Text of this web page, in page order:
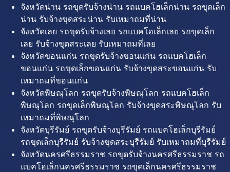
จังหวัดน่าน รถขุดรับจ้างน่าน รถแบคโฮเล็กน่าน รถขุดเล็ก
น่าน รับจ้างขุดสระน่าน รับเหมาถมที่น่าน
จังหวัดเลย รถขุดรับจ้างเลย รถแบคโฮเล็กเลย รถขุดเล็ก
เลย รับจ้างขุดสระเลย รับเหมาถมที่เลย
จังหวัดขอนแก่น รถขุดรับจ้างขอนแก่น รถแบคโฮเล็ก
ขอนแก่น รถขุดเล็กขอนแก่น รับจ้างขุดสระขอนแก่น รับ
เหมาถมที่ขอนแก่น
จังหวัดพิษณุโลก รถขุดรับจ้างพิษณุโลก รถแบคโฮเล็ก
พิษณุโลก รถขุดเล็กพิษณุโลก รับจ้างขุดสระพิษณุโลก รับ
เหมาถมที่พิษณุโลก
จังหวัดบุรีรัมย์ รถขุดรับจ้างบุรีรัมย์ รถแบคโฮเล็กบุรีรัมย์
รถขุดเล็กบุรีรัมย์ รับจ้างขุดสระบุรีรัมย์ รับเหมาถมที่บุรีรัมย์
จังหวัดนครศรีธรรมราช รถขุดรับจ้างนครศรีธรรมราช รถ
แบคโฮเล็กนครศรีธรรมราช รถขุดเล็กนครศรีธรรมราช